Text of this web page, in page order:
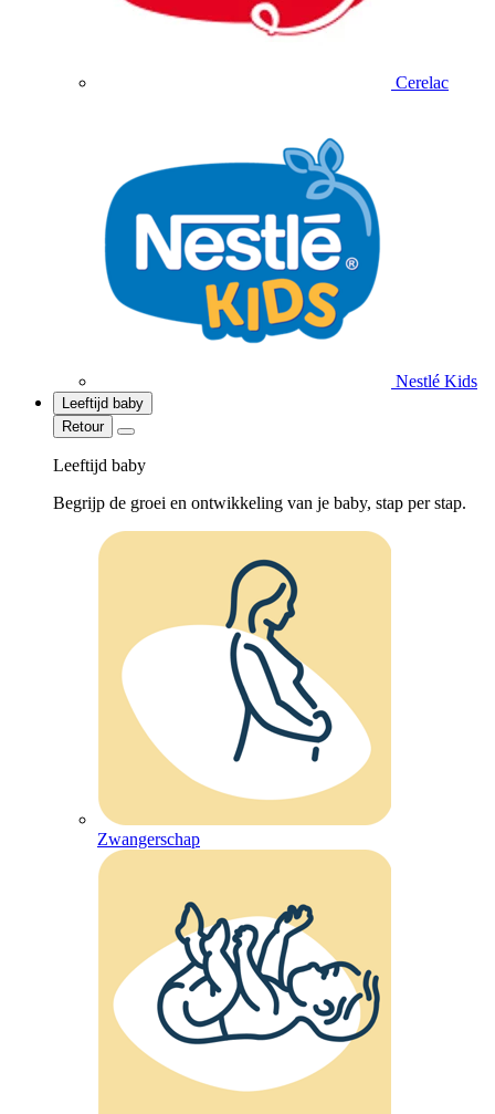
Cerelac
Nestlé Kids
Leeftijd baby
Retour
Leeftijd baby
Begrijp de groei en ontwikkeling van je baby, stap per stap.
Zwangerschap